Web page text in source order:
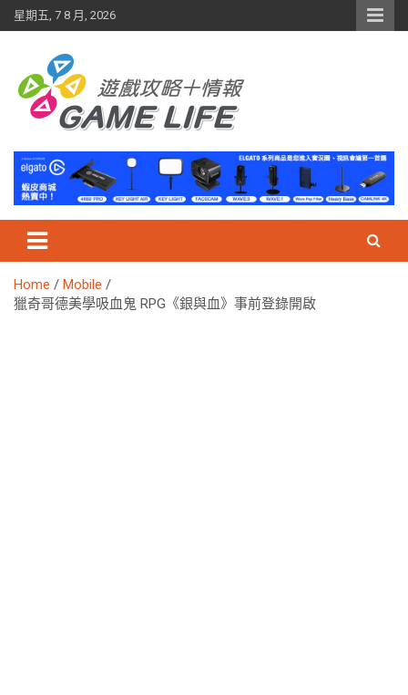
Skip
to
星期五, 7 8 月, 2026
Home
Mobile
獵奇哥德美學吸血鬼 RPG《銀與血》事前登錄開啟